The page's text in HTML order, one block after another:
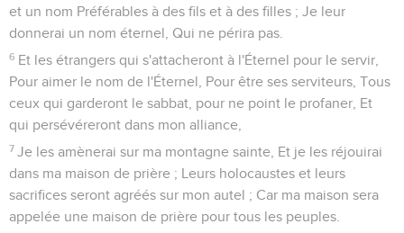
et un nom Préférables à des fils et à des filles ; Je leur
donnerai un nom éternel, Qui ne périra pas.
6 Et les étrangers qui s'attacheront à l'Éternel pour le servir,
Pour aimer le nom de l'Éternel, Pour être ses serviteurs, Tous
ceux qui garderont le sabbat, pour ne point le profaner, Et
qui persévéreront dans mon alliance,
7 Je les amènerai sur ma montagne sainte, Et je les réjouirai
dans ma maison de prière ; Leurs holocaustes et leurs
sacrifices seront agréés sur mon autel ; Car ma maison sera
appelée une maison de prière pour tous les peuples.